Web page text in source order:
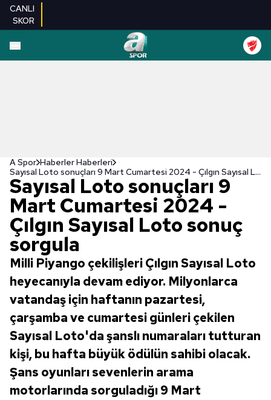
CANLI
SKOR
A Spor Haberler Haberleri
Sayısal Loto sonuçları 9 Mart Cumartesi 2024 - Çılgın Sayısal Loto sonuç sorgula
Sayısal Loto sonuçları 9
Mart Cumartesi 2024 -
Çılgın Sayısal Loto sonuç
sorgula
Milli Piyango çekilişleri Çılgın Sayısal Loto
heyecanıyla devam ediyor. Milyonlarca
vatandaş için haftanın pazartesi,
çarşamba ve cumartesi günleri çekilen
Sayısal Loto'da şanslı numaraları tutturan
kişi, bu hafta büyük ödülün sahibi olacak.
Şans oyunları sevenlerin arama
motorlarında sorguladığı 9 Mart